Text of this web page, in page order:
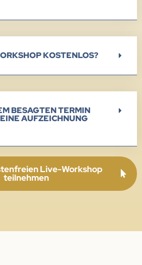
KOSTENLOS?
BESAGTEN TERMIN
AUFZEICHNUNG
Live-Workshop
teilnehmen